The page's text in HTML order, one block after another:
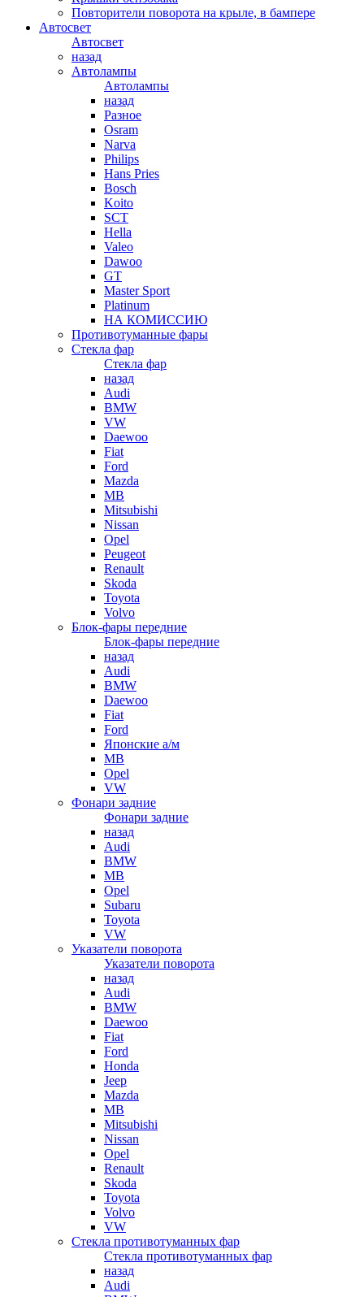
Повторители поворота на крыле, в бампере
Автосвет
Автосвет
назад
Автолампы
Автолампы
назад
Разное
Osram
Narva
Philips
Hans Pries
Bosch
Koito
SCT
Hella
Valeo
Dawoo
GT
Master Sport
Platinum
НА КОМИССИЮ
Противотуманные фары
Стекла фар
Стекла фар
назад
Audi
BMW
VW
Daewoo
Fiat
Ford
Mazda
MB
Mitsubishi
Nissan
Opel
Peugeot
Renault
Skoda
Toyota
Volvo
Блок-фары передние
Блок-фары передние
назад
Audi
BMW
Daewoo
Fiat
Ford
Японские а/м
MB
Opel
VW
Фонари задние
Фонари задние
назад
Audi
BMW
MB
Opel
Subaru
Toyota
VW
Указатели поворота
Указатели поворота
назад
Audi
BMW
Daewoo
Fiat
Ford
Honda
Jeep
Mazda
MB
Mitsubishi
Nissan
Opel
Renault
Skoda
Toyota
Volvo
VW
Стекла противотуманных фар
Стекла противотуманных фар
назад
Audi